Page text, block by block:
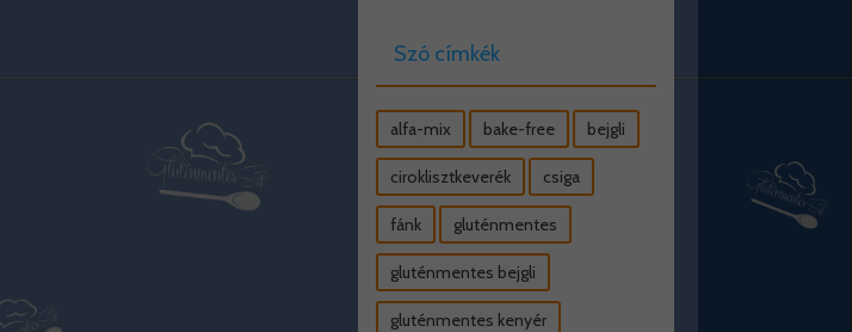
Szó címkék
alfa-mix bake-free bejgli
ciroklisztkeverék csiga
fánk gluténmentes
gluténmentes bejgli
gluténmentes kenyér